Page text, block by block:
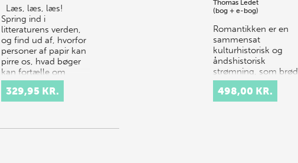
Læs, læs, læs!
Spring ind i
litteraturens verden,
og find ud af, hvorfor
personer af papir kan
pirre os, hvad bøger
kan fortælle om
klimaet, hv…
329,95 KR.
Thomas Ledet
(bog + e-bog)
Romantikken er en
sammensat
kulturhistorisk og
åndshistorisk
strømning, som brød
frem i slutningen af
1700-tallet og
kulminerede i den
498,00 KR.